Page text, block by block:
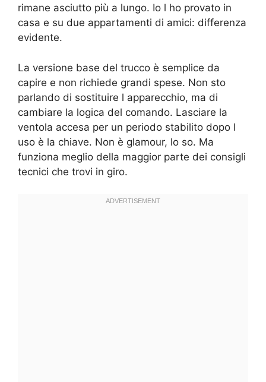
rimane asciutto più a lungo. Io l ho provato in
casa e su due appartamenti di amici: differenza
evidente.
La versione base del trucco è semplice da
capire e non richiede grandi spese. Non sto
parlando di sostituire l apparecchio, ma di
cambiare la logica del comando. Lasciare la
ventola accesa per un periodo stabilito dopo l
uso è la chiave. Non è glamour, lo so. Ma
funziona meglio della maggior parte dei consigli
tecnici che trovi in giro.